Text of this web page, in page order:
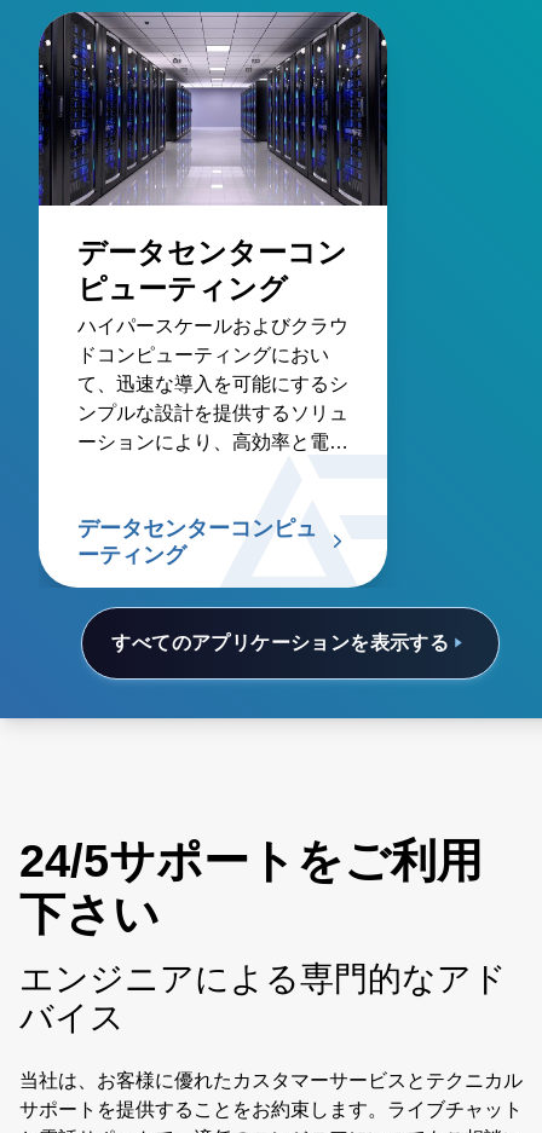
すべてのアプリケーションを表示する
データセンターコン
ピューティング
ハイパースケールおよびクラウ
ドコンピューティングにおい
て、迅速な導入を可能にするシ
ンプルな設計を提供するソリュ
ーションにより、高効率と電力
データセンターコンピュ
ーティング
24/5サポートをご利用
下さい
エンジニアによる専門的なアド
バイス
当社は、お客様に優れたカスタマーサービスとテクニカル
サポートを提供することをお約束します。ライブチャット